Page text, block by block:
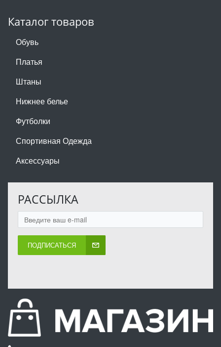
Каталог товаров
Обувь
Платья
Штаны
Нижнее белье
Футболки
Спортивная Одежда
Аксессуары
РАССЫЛКА
ПОДПИСАТЬСЯ